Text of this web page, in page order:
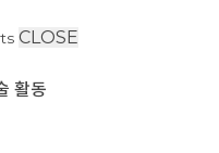
CLOSE
활동